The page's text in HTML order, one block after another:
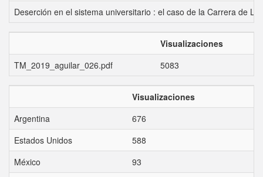
Deserción en el sistema universitario : el caso de la Carrera de
Visualizaciones
TM_2019_aguilar_026.pdf
5083
Visualizaciones
Argentina
676
Estados Unidos
588
México
93